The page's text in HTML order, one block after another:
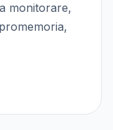
monitorare,